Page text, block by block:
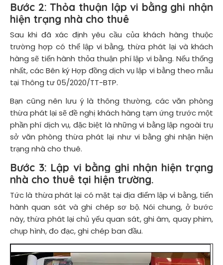
Bước 2: Thỏa thuận lập vi bằng ghi nhận
hiện trạng nhà cho thuê
Sau khi đã xác định yêu cầu của khách hàng thuộc
trường hợp có thể lập vi bằng, thừa phát lại và khách
hàng sẽ tiến hành thỏa thuận phí lập vi bằng. Nếu thống
nhất, các Bên ký Hợp đồng dịch vụ lập vi bằng theo mẫu
tại Thông tư 05/2020/TT-BTP.
Bạn cũng nên lưu ý là thông thường, các văn phòng
thừa phát lại sẽ đề nghị khách hàng tạm ứng trước một
phần phí dịch vụ, đặc biệt là những vi bằng lập ngoài trụ
sở văn phòng thừa phát lại như vi bằng ghi nhận hiện
trạng nhà cho thuê.
Bước 3: Lập vi bằng ghi nhận hiện trạng
nhà cho thuê tại hiện trường.
Tức là thừa phát lại có mặt tại địa điểm lập vi bằng, tiến
hành quan sát và ghi chép sơ bộ. Nói chung, ở bước
này, thừa phát lại chủ yếu quan sát, ghi âm, quay phim,
chụp hình, đo đạc, ghi chép ban đầu.